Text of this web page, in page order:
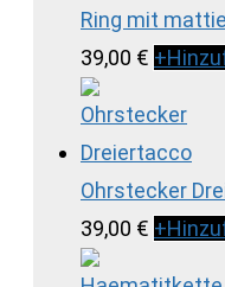
Ring mit
39,00 € +
Ohrstecker
39,00 € +